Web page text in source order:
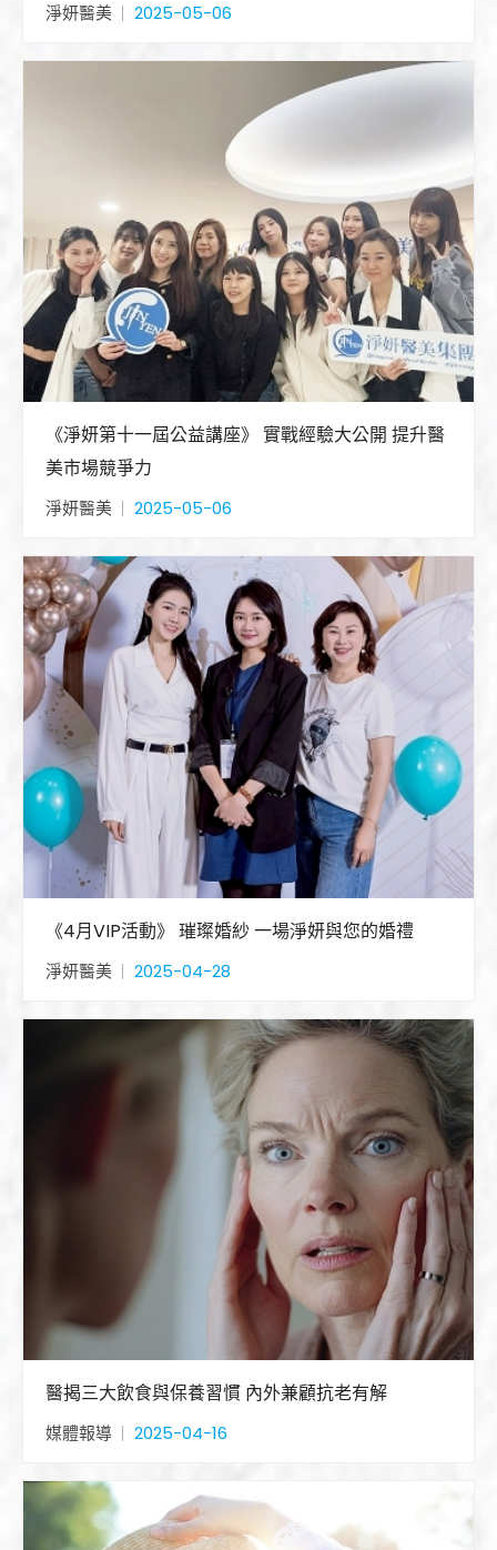
淨妍醫美 2025-05-06
《淨妍第十一屆公益講座》 實戰經驗大公開 提升醫
美市場競爭力
淨妍醫美 2025-05-06
《4月VIP活動》 璀璨婚紗 一場淨妍與您的婚禮
淨妍醫美 2025-04-28
醫揭三大飲食與保養習慣 內外兼顧抗老有解
媒體報導 2025-04-16